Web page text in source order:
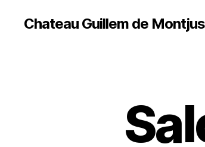
Chateau Guillem de